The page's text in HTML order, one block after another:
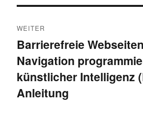
WEITER
Nächster
Beitrag:
Barrierefreie
Navigation
künstlicher Intelligenz
Anleitung